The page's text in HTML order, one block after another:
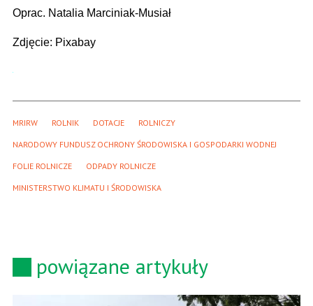
Oprac. Natalia Marciniak-Musiał
Zdjęcie: Pixabay
MRIRW ROLNIK DOTACJE ROLNICZY
NARODOWY FUNDUSZ OCHRONY ŚRODOWISKA I GOSPODARKI WODNEJ
FOLIE ROLNICZE ODPADY ROLNICZE
MINISTERSTWO KLIMATU I ŚRODOWISKA
powiązane artykuły